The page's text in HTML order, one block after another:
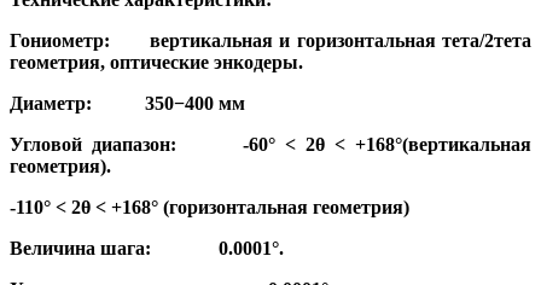
Гониометр: вертикальная и горизонтальная тета/2тета
геометрия, оптические энкодеры.
Диаметр: 350−400 мм
Угловой диапазон: -60° < 2θ < +168°(вертикальная
геометрия).
-110° < 2θ < +168° (горизонтальная геометрия)
Величина шага: 0.0001°.